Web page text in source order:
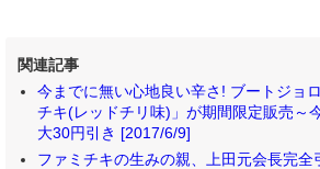
関連記事
今までに無い心地良い辛さ! ブートジョ
チキ(レッドチリ味)」が期間限定販売～
大30円引き [2017/6/9]
ファミチキの生みの親、上田元会長完全